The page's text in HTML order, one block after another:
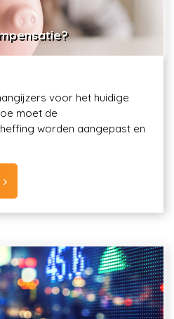
voor het huidige
moet de
worden aangepast en